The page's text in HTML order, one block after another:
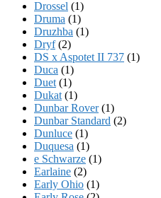
Drossel (1)
Druma (1)
Druzhba (1)
Dryf(2)
DS x Aspotet II 737 (1)
Duca (1)
Duet (1)
Dukat (1)
Dunbar Rover(1)
Dunbar Standard (2)
Dunluce (1)
Duquesa (1)
e Schwarze (1)
Earlaine (2)
Early Ohio (1)